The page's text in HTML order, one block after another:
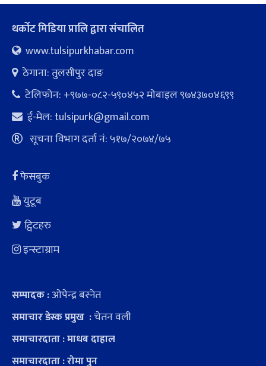
थर्कोट मिडिया प्रालि द्वारा संचालित
www.tulsipurkhabar.com
ठेगाना: तुलसीपुर दाङ
टेलिफोन: +९७७-०८२-५९०४५२ माेबाइल ९७४३७०४६९९
ई-मेल: tulsipurk@gmail.com
सूचना विभाग दर्ता नं: ५१७/२०७४/७५
फेसबुक
युटूब
ट्विटहरु
इन्स्टाग्राम
सम्पादक :ओपेन्द्र बस्नेत
समाचार डेस्क प्रमुख :चेतन वली
समाचारदाता : माधब दाहाल
समाचारदाता : रोमा पुन